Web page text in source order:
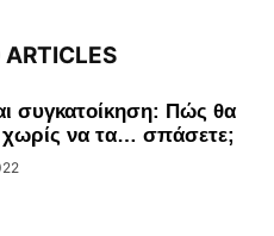
ARTICLES
συγκατοίκηση: Πώς θα
χωρίς να τα… σπάσετε;